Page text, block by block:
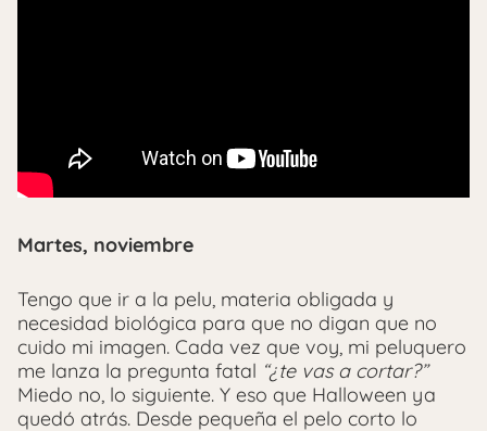
Martes, noviembre
Tengo que ir a la pelu, materia obligada y
necesidad biológica para que no digan que no
cuido mi imagen. Cada vez que voy, mi peluquero
me lanza la pregunta fatal “¿te vas a cortar?”
Miedo no, lo siguiente. Y eso que Halloween ya
quedó atrás. Desde pequeña el pelo corto lo